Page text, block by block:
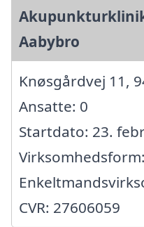
Aabybro
Knøsgårdvej 11,
Ansatte: 0
Startdato: 23.
Virksomhedsform:
CVR: 27606059